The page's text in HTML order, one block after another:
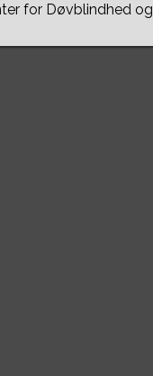
for Døvblindhed og